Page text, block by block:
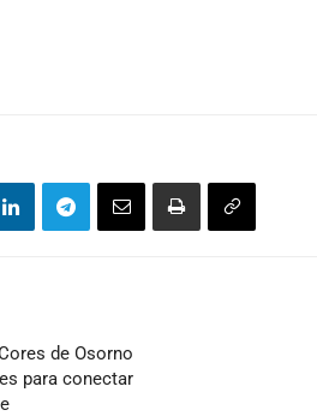
de Osorno
para conectar